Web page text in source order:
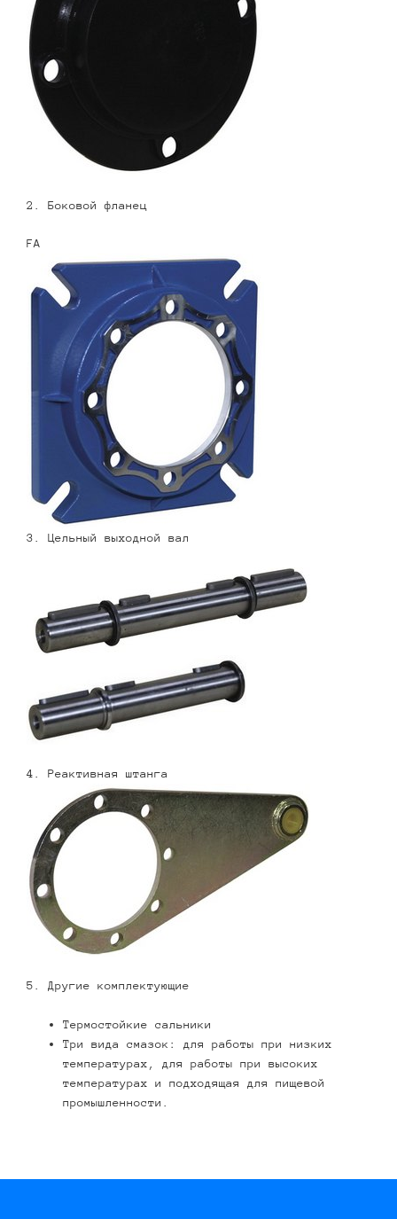
2. Боковой фланец
FA
3. Цельный выходной вал
4. Реактивная штанга
5. Другие комплектующие
Термостойкие сальники
Три вида смазок: для работы при низких
температурах, для работы при высоких
температурах и подходящая для пищевой
промышленности.